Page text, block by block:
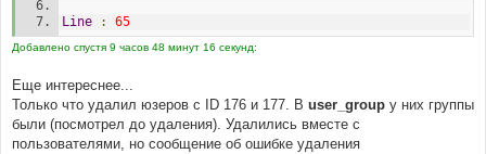
Line : 65
Добавлено спустя 9 часов 48 минут 16 секунд:
Еще интереснее...
Только что удалил юзеров с ID 176 и 177. В user_group у них группы
были (посмотрел до удаления). Удалились вместе с
пользователями, но сообщение об ошибке удаления